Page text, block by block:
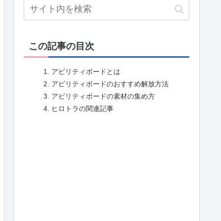
この記事の目次
アビリティボードとは
アビリティボードのおすすめ解放方法
アビリティボードの素材の集め方
ヒロトラの関連記事